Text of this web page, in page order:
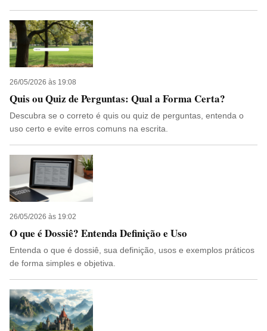
26/05/2026 às 19:08
Quis ou Quiz de Perguntas: Qual a Forma Certa?
Descubra se o correto é quis ou quiz de perguntas, entenda o
uso certo e evite erros comuns na escrita.
26/05/2026 às 19:02
O que é Dossiê? Entenda Definição e Uso
Entenda o que é dossiê, sua definição, usos e exemplos práticos
de forma simples e objetiva.